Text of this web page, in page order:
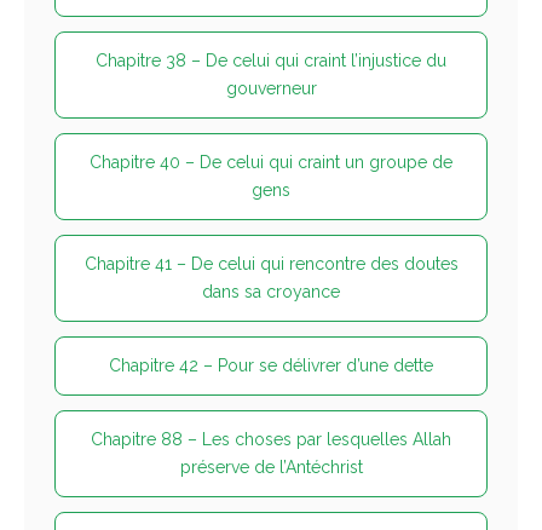
Chapitre 38 – De celui qui craint l’injustice du
gouverneur
Chapitre 40 – De celui qui craint un groupe de
gens
Chapitre 41 – De celui qui rencontre des doutes
dans sa croyance
Chapitre 42 – Pour se délivrer d’une dette
Chapitre 88 – Les choses par lesquelles Allah
préserve de l’Antéchrist